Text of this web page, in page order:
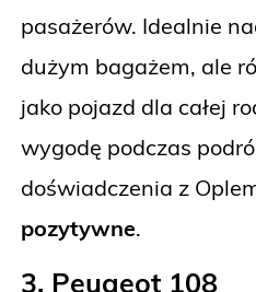
pasażerów. Idealnie
dużym bagażem, ale
jako pojazd dla całej
wygodę podczas
doświadczenia z
pozytywne.
3. Peugeot 108